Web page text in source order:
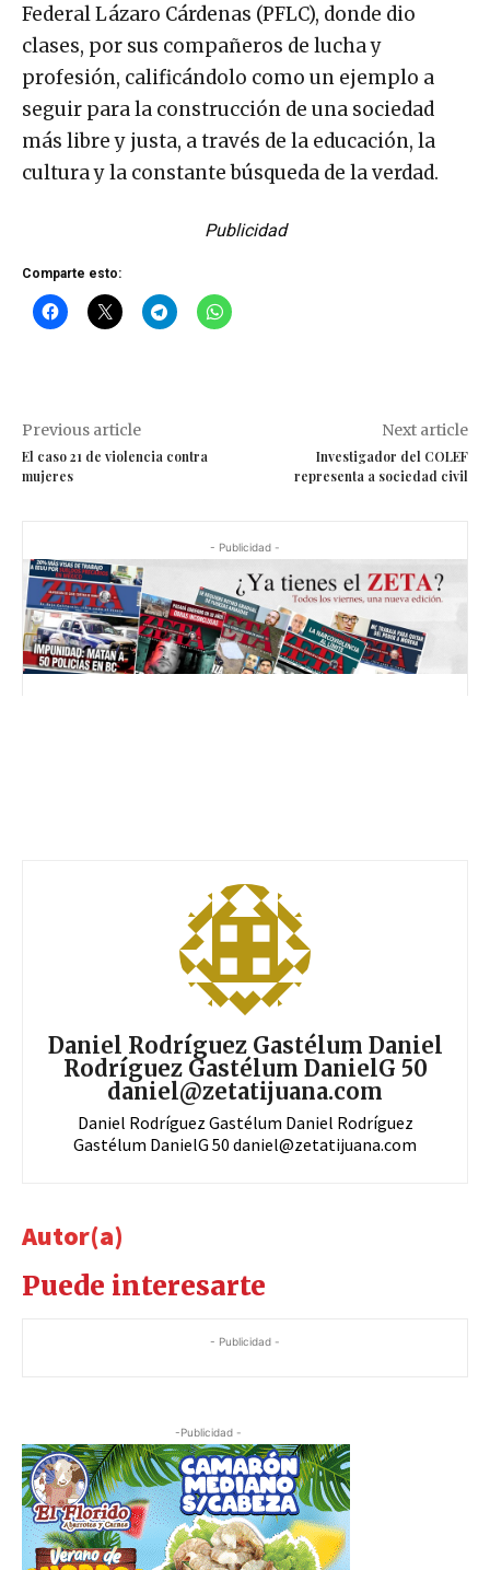
Federal Lázaro Cárdenas (PFLC), donde dio
clases, por sus compañeros de lucha y
profesión, calificándolo como un ejemplo a
seguir para la construcción de una sociedad
más libre y justa, a través de la educación, la
cultura y la constante búsqueda de la verdad.
Publicidad
Comparte esto:
Previous article
El caso 21 de violencia contra
mujeres
Next article
Investigador del COLEF
representa a sociedad civil
- Publicidad -
Daniel Rodríguez Gastélum Daniel
Rodríguez Gastélum DanielG 50
daniel@zetatijuana.com
Daniel Rodríguez Gastélum Daniel Rodríguez
Gastélum DanielG 50 daniel@zetatijuana.com
Autor(a)
Puede interesarte
- Publicidad -
-Publicidad -